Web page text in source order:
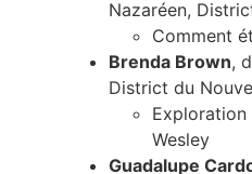
Nazaréen,
Comment
Brenda Brown,
District du
Wesley
Guadalupe